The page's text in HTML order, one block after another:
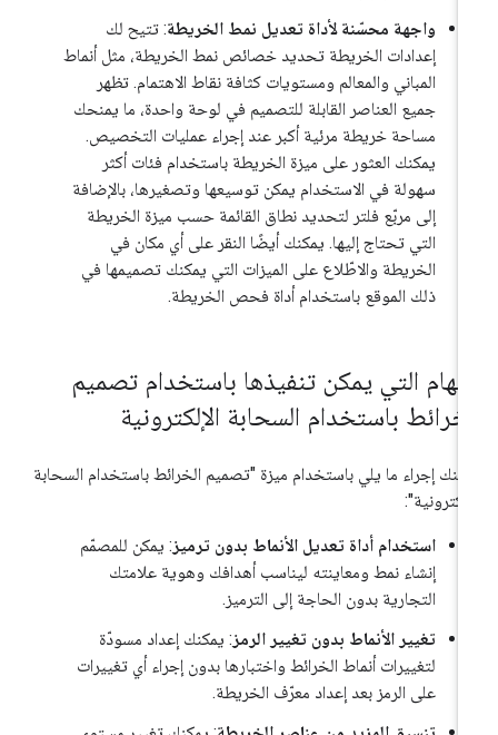
واجهة محسّنة لأداة تعديل نمط الخريطة : تتيح لك
إعدادات الخريطة تحديد خصائص نمط الخريطة، مثل أنماط
المباني والمعالم ومستويات كثافة نقاط الاهتمام. تظهر
جميع العناصر القابلة للتصميم في لوحة واحدة، ما يمنحك
مساحة خريطة مرئية أكبر عند إجراء عمليات التخصيص.
يمكنك العثور على ميزة الخريطة باستخدام فئات أكثر
سهولة في الاستخدام يمكن توسيعها وتصغيرها، بالإضافة
إلى مربّع فلتر لتحديد نطاق القائمة حسب ميزة الخريطة
التي تحتاج إليها. يمكنك أيضًا النقر على أي مكان في
الخريطة والاطّلاع على الميزات التي يمكنك تصميمها في
ذلك الموقع باستخدام أداة فحص الخريطة.
التي يمكن تنفيذها باستخدام تصميم
باستخدام السحابة الإلكترونية
إجراء ما يلي باستخدام ميزة "تصميم الخرائط باستخدام السحابة
استخدام أداة تعديل الأنماط بدون ترميز : يمكن للمصمّم
إنشاء نمط ومعاينته ليناسب أهدافك وهوية علامتك
التجارية بدون الحاجة إلى الترميز.
تغيير الأنماط بدون تغيير الرمز: يمكنك إعداد مسودّة
لتغييرات أنماط الخرائط واختبارها بدون إجراء أي تغييرات
على الرمز بعد إعداد معرّف الخريطة.